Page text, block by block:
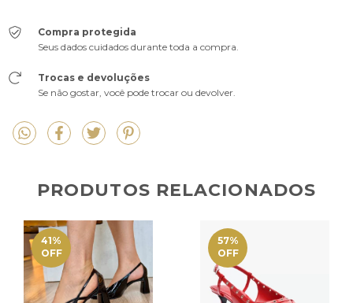
Compra protegida
Seus dados cuidados durante toda a compra.
Trocas e devoluções
Se não gostar, você pode trocar ou devolver.
PRODUTOS RELACIONADOS
41%
OFF
57%
OFF